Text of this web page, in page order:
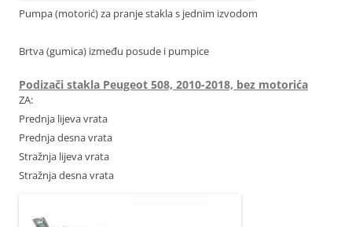
Pumpa (motorić) za pranje stakla s jednim izvodom
Brtva (gumica) između posude i pumpice
Podizači stakla Peugeot 508, 2010-2018, bez motorića
ZA:
Prednja lijeva vrata
Prednja desna vrata
Stražnja lijeva vrata
Stražnja desna vrata